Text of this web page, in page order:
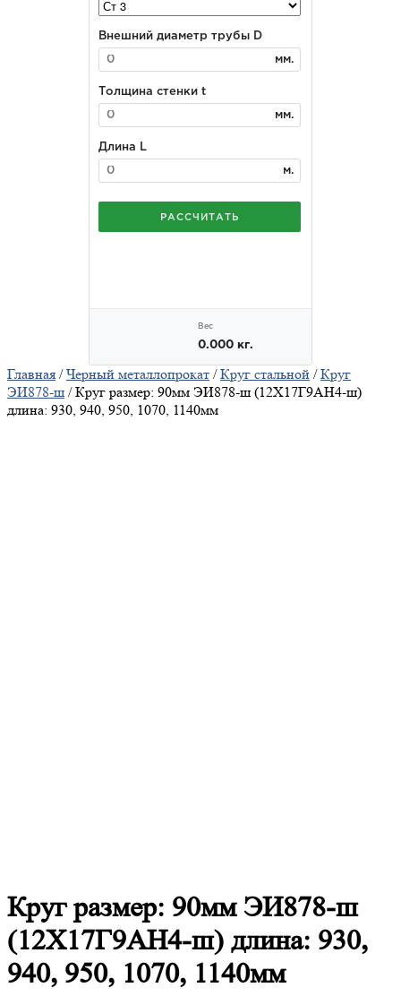
Главная /Черный металлопрокат /Круг стальной /Круг
ЭИ878-ш / Круг размер: 90мм ЭИ878-ш (12Х17Г9АН4-ш)
длина: 930, 940, 950, 1070, 1140мм
Кругразмер: 90мм ЭИ878-ш
(12Х17Г9АН4-ш) длина: 930,
940, 950, 1070, 1140мм